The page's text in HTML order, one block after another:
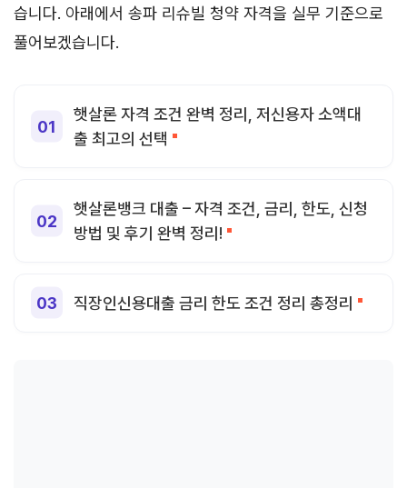
습니다. 아래에서 송파 리슈빌 청약 자격을 실무 기준으로
풀어보겠습니다.
햇살론 자격 조건 완벽 정리, 저신용자 소액대
출 최고의 선택
햇살론뱅크 대출 – 자격 조건, 금리, 한도, 신청
방법 및 후기 완벽 정리!
직장인신용대출 금리 한도 조건 정리 총정리